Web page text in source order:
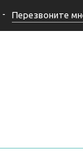
- Перезвоните